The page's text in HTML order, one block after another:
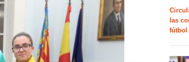
las
fútbol